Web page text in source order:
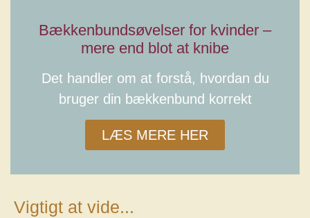
Bækkenbundsøvelser for kvinder –
mere end blot at knibe
Det handler om at forstå, hvordan du
bruger din bækkenbund korrekt
LÆS MERE HER
Vigtigt at vide...